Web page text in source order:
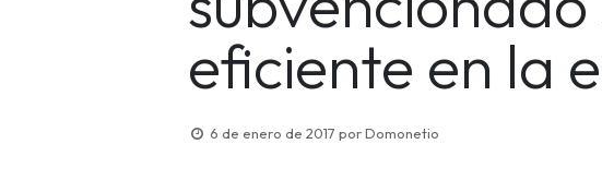
eficiente en la
6 de enero de 2017 porDomonetio